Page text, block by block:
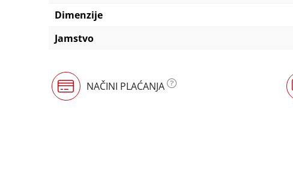
Dimenzije
Jamstvo
NAČINI PLAĆANJA